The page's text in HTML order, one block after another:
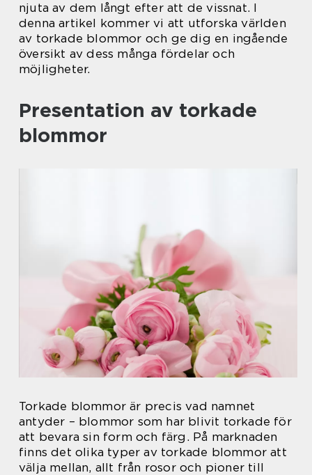
njuta av dem långt efter att de vissnat. I
denna artikel kommer vi att utforska världen
av torkade blommor och ge dig en ingående
översikt av dess många fördelar och
möjligheter.
Presentation av torkade
blommor
Torkade blommor är precis vad namnet
antyder – blommor som har blivit torkade för
att bevara sin form och färg. På marknaden
finns det olika typer av torkade blommor att
välja mellan, allt från rosor och pioner till